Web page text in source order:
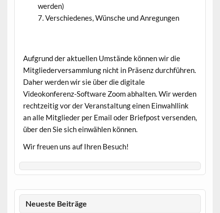
werden)
Verschiedenes, Wünsche und Anregungen
Aufgrund der aktuellen Umstände können wir die
Mitgliederversammlung nicht in Präsenz durchführen.
Daher werden wir sie über die digitale
Videokonferenz-Software Zoom abhalten. Wir werden
rechtzeitig vor der Veranstaltung einen Einwahllink
an alle Mitglieder per Email oder Briefpost versenden,
über den Sie sich einwählen können.
Wir freuen uns auf Ihren Besuch!
Neueste Beiträge